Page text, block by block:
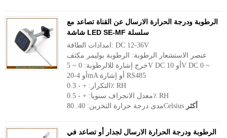
الرطوبة ودرجة الحرارة الارسال عن القناة تصاعد مع
شاشة LED SE-MF سلسلة
امدادات الطاقة: DC 12-36V
عنصر الاستشعار الرطوبة: الرطوبة بوليمر مكثف
خرج إشارة للالرطوبة: 0 ~ 5V DC أو 10V DC 0 ~
أو 4-20mA أو إشارة RS485
التكرار: + - 0.3٪ RH
معدل الانجراف سنويا: + - 0.5٪ RH
مدى درجة حرارة التخزين: 40..80Celsius أكثر
الرطوبة ودرجة الحرارة الارسال لجدار أو تصاعد في